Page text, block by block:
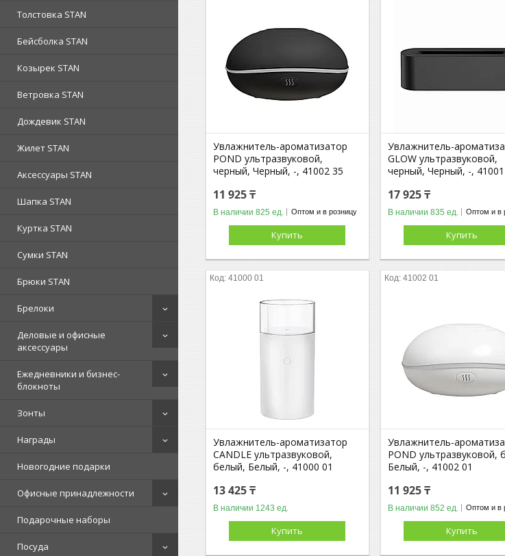
Толстовка STAN
Бейсболка STAN
Козырек STAN
Ветровка STAN
Дождевик STAN
Жилет STAN
Аксессуары STAN
Шапка STAN
Куртка STAN
Сумки STAN
Брюки STAN
Брелоки
Деловые и офисные
аксессуары
Ежедневники и бизнес-
блокноты
Зонты
Награды
Новогодние подарки
Офисные принадлежности
Подарочные наборы
Посуда
Увлажнитель-ароматизатор
POND ультразвуковой,
черный, Черный, -, 41002 35
11 925 ₸
В наличии 825 ед. Оптом и в розницу
Купить
Увлажнитель-
GLOW ультразвуковой,
черный, Черный, -,
17 925 ₸
В наличии 835 ед. Оптом и в
Купить
41000 01
Увлажнитель-ароматизатор
CANDLE ультразвуковой,
белый, Белый, -, 41000 01
13 425 ₸
В наличии 1243 ед.
Купить
41002 01
Увлажнитель-
POND ультразвуковой,
Белый, -, 41002 01
11 925 ₸
В наличии 852 ед. Оптом и в
Купить